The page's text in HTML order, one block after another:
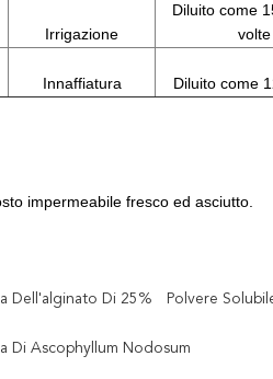
Irrigazione
Diluito come
volte
Innaffiatura Diluito come
impermeabile fresco ed asciutto.
Dell'alginato Di 25% Polvere
Di Ascophyllum Nodosum